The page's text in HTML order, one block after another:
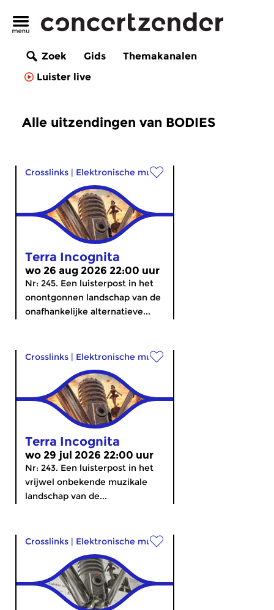
Zoek Gids
Themakanalen
Luister live
Alle uitzendingen van BODIES
Crosslinks | Elektronische muziek
Terra Incognita
wo 26 aug 2026 22:00 uur
Nr: 245. Een luisterpost in het
onontgonnen landschap van de
onafhankelijke alternatieve...
Crosslinks | Elektronische muziek
Terra Incognita
wo 29 jul 2026 22:00 uur
Nr: 243. Een luisterpost in het
vrijwel onbekende muzikale
landschap van de...
Crosslinks | Elektronische muziek